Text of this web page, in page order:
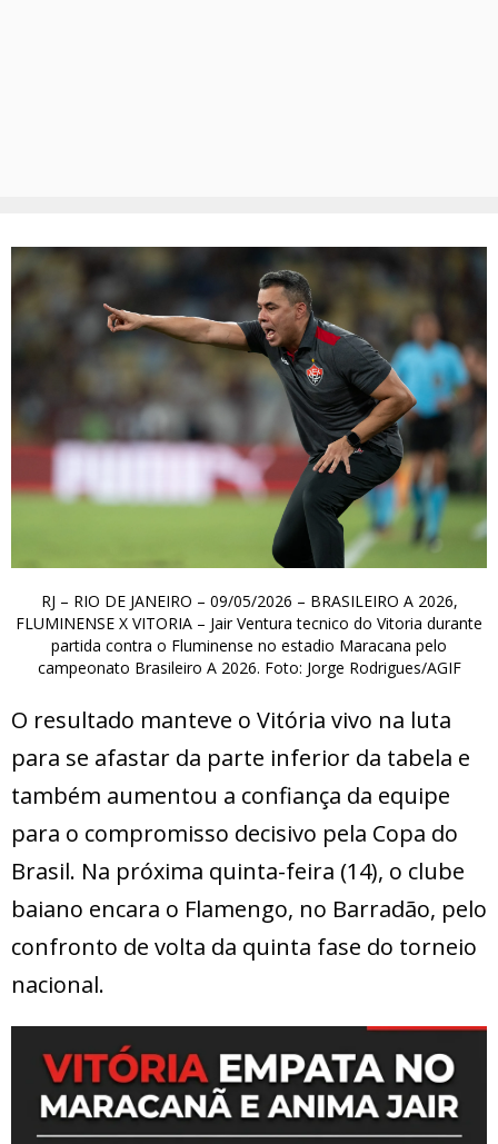
RJ – RIO DE JANEIRO – 09/05/2026 – BRASILEIRO A 2026,
FLUMINENSE X VITORIA – Jair Ventura tecnico do Vitoria durante
partida contra o Fluminense no estadio Maracana pelo
campeonato Brasileiro A 2026. Foto: Jorge Rodrigues/AGIF
O resultado manteve o Vitória vivo na luta
para se afastar da parte inferior da tabela e
também aumentou a confiança da equipe
para o compromisso decisivo pela Copa do
Brasil. Na próxima quinta-feira (14), o clube
baiano encara o Flamengo, no Barradão, pelo
confronto de volta da quinta fase do torneio
nacional.